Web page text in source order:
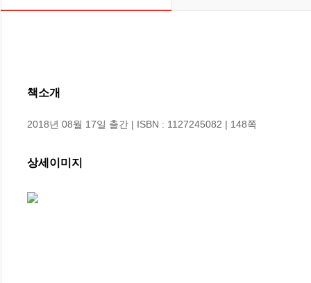
책소개
2018년 08월 17일 출간 | ISBN : 1127245082 | 148쪽
상세이미지